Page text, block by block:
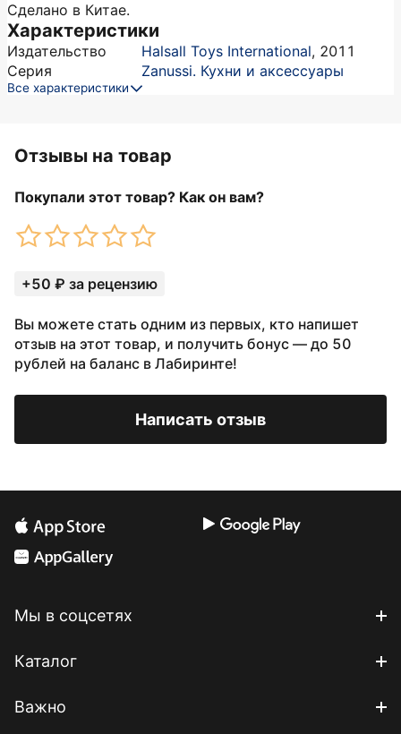
Сделано в Китае.
Характеристики
Издательство Halsall Toys International, 2011
Серия
Zanussi. Кухни и аксессуары
Все характеристики
Отзывы на товар
Покупали этот товар? Как он вам?
+50 ₽ за рецензию
Вы можете стать одним из первых, кто напишет
отзыв на этот товар, и получить бонус — до 50
рублей на баланс в Лабиринте!
Написать отзыв
Мы в соцсетях
Каталог
Важно